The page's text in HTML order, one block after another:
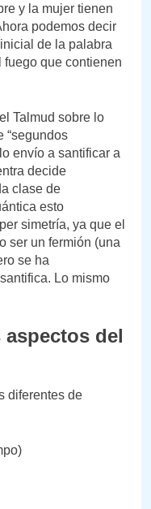
y la mujer tienen
podemos decir
de la palabra
fuego que contienen
Talmud sobre lo
“segundos
envío a santificar a
decide
clase de
esto
simetría, ya que el
ser un fermión (una
se ha
Lo mismo
del
diferentes de